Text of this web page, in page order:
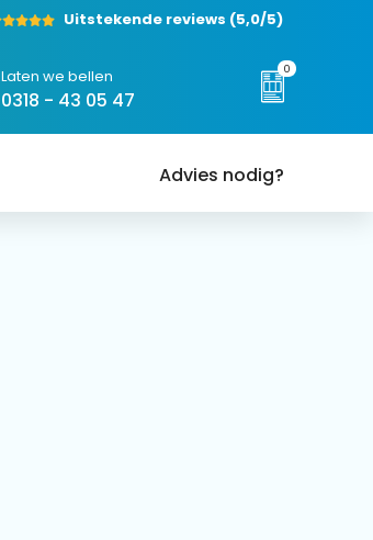
Uitstekende reviews (5,0/5)
Laten we bellen
0318 - 43 05 47
0
Advies nodig?